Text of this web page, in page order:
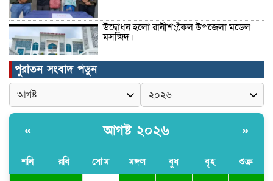
উদ্বোধন হলো রানীশংকৈল উপজেলা মডেল
মসজিদ।
কুমিল্লা প্রেসক্লাবে তিন সাবেক সভাপতিকে
জলবায়ু পরিবর্তনের বিরূপ প্রভাব
পুরাতন সংবাদ পড়ুন
« আগষ্ট ২০২৬ »
শনি রবি সোম মঙ্গল বুধ বৃহ শুক্র